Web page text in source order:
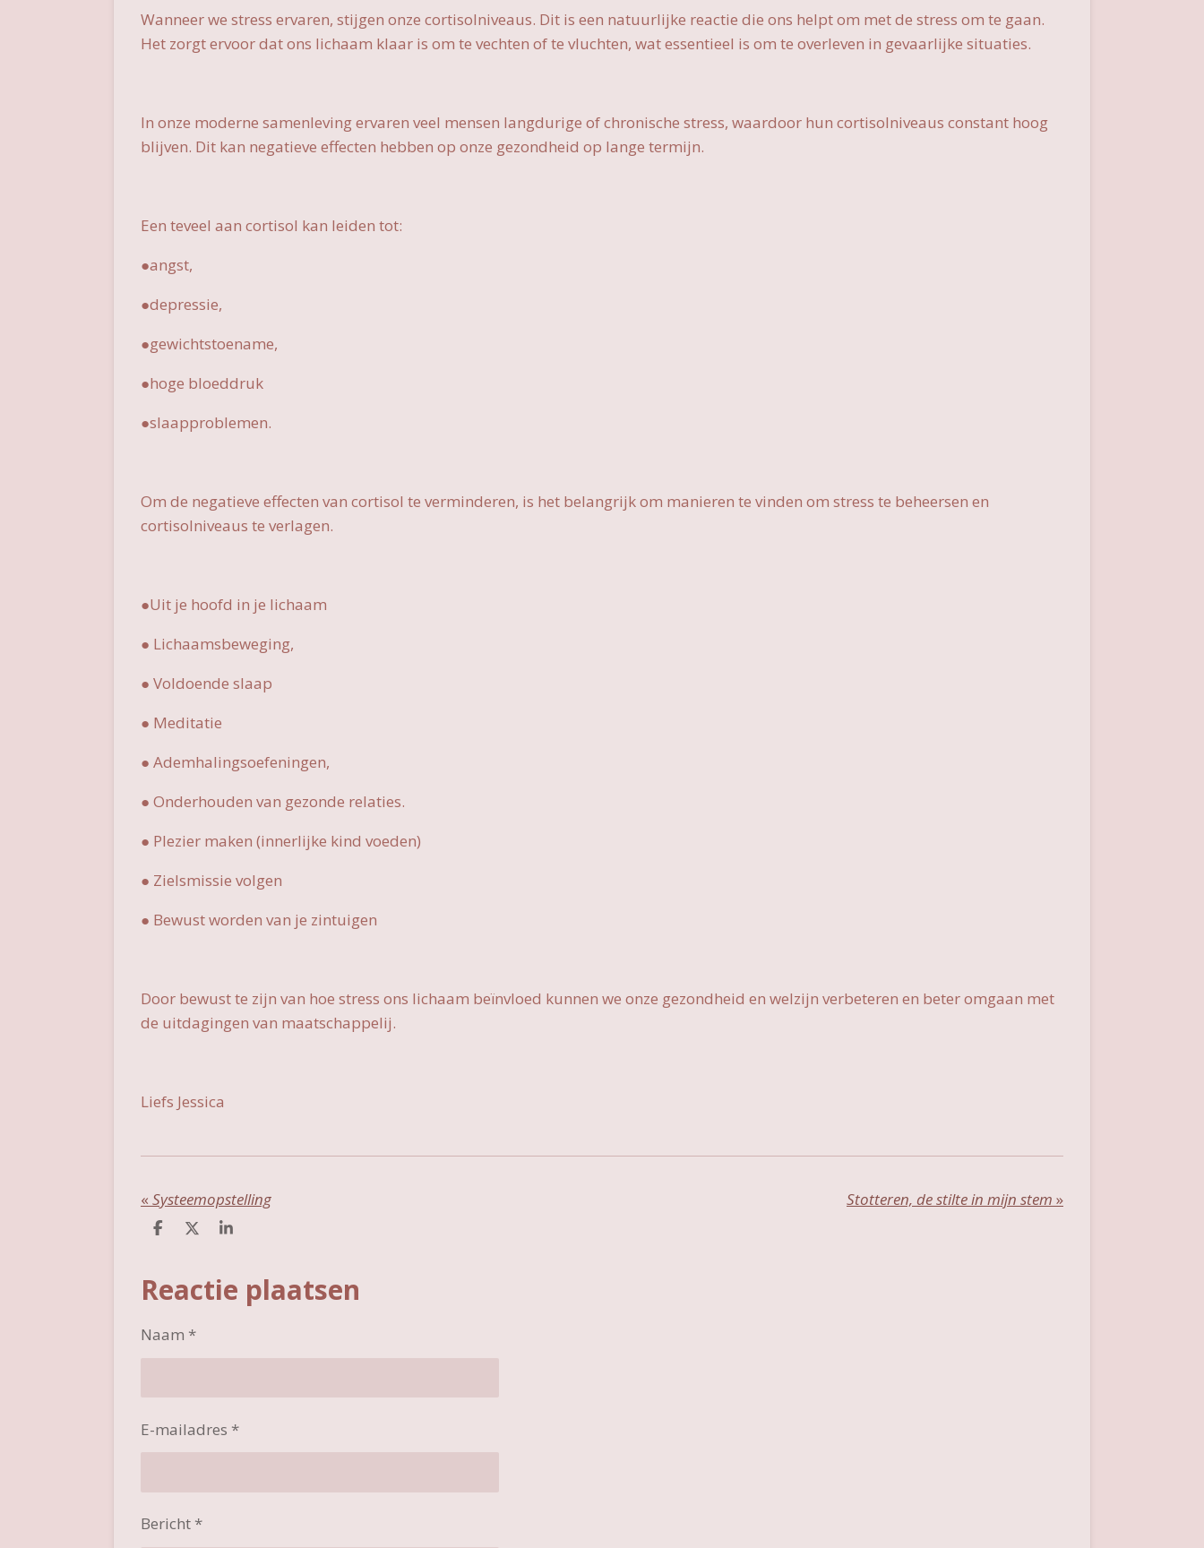
Wanneer we stress ervaren, stijgen onze cortisolniveaus. Dit is een natuurlijke reactie die ons helpt om met de stress om te gaan.
Het zorgt ervoor dat ons lichaam klaar is om te vechten of te vluchten, wat essentieel is om te overleven in gevaarlijke situaties.
In onze moderne samenleving ervaren veel mensen langdurige of chronische stress, waardoor hun cortisolniveaus constant hoog
blijven. Dit kan negatieve effecten hebben op onze gezondheid op lange termijn.
Een teveel aan cortisol kan leiden tot:
●angst,
●depressie,
●gewichtstoename,
●hoge bloeddruk
●slaapproblemen.
Om de negatieve effecten van cortisol te verminderen, is het belangrijk om manieren te vinden om stress te beheersen en
cortisolniveaus te verlagen.
●Uit je hoofd in je lichaam
● Lichaamsbeweging,
● Voldoende slaap
● Meditatie
● Ademhalingsoefeningen,
● Onderhouden van gezonde relaties.
● Plezier maken (innerlijke kind voeden)
● Zielsmissie volgen
● Bewust worden van je zintuigen
Door bewust te zijn van hoe stress ons lichaam beïnvloed kunnen we onze gezondheid en welzijn verbeteren en beter omgaan met
de uitdagingen van maatschappelij.
Liefs Jessica
« Systeemopstelling Stotteren, de stilte in mijn stem »
D
e
n
D
S
e
Reactie plaatsen
Naam *
E-mailadres *
Bericht *